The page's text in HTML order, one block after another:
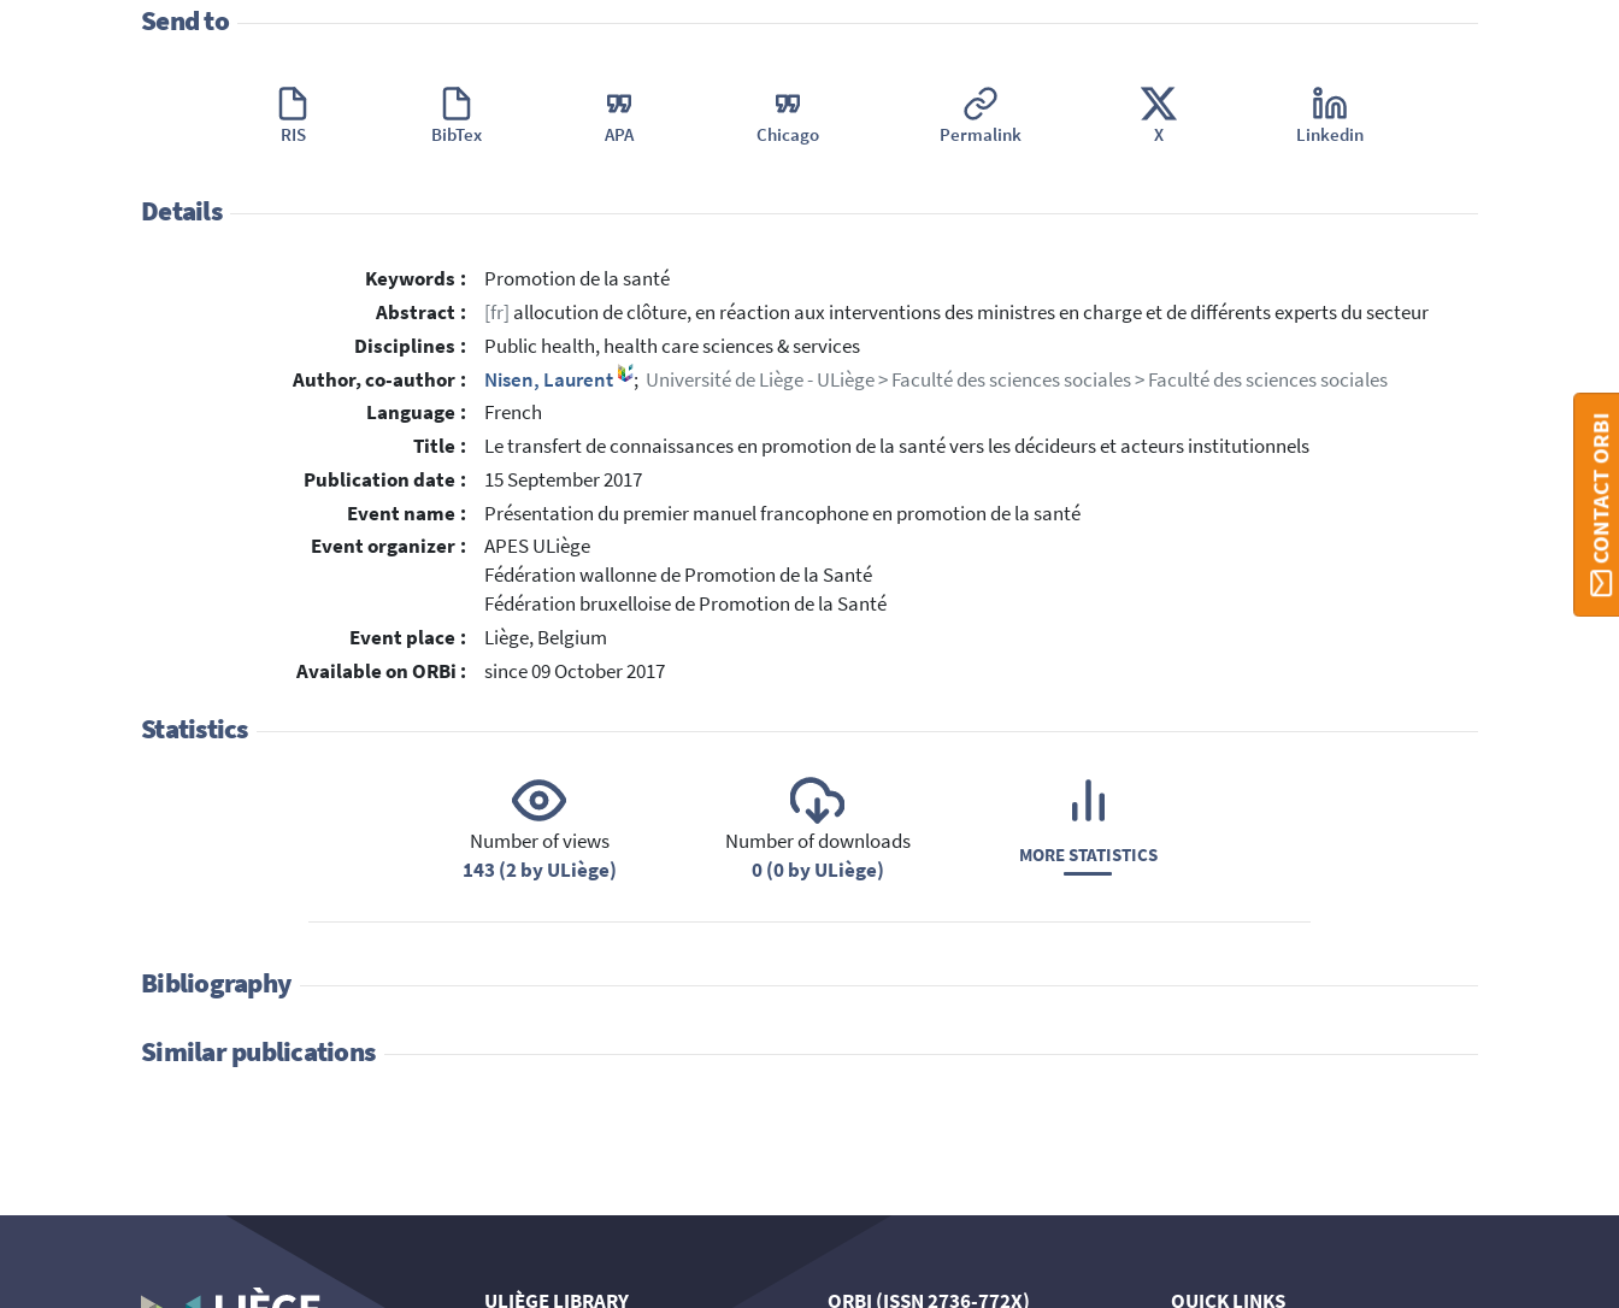
Send to
RIS BibTex APA Chicago Permalink X Linkedin
Details
Keywords :
Promotion de la santé
Abstract :
[fr] allocution de clôture, en réaction aux interventions des ministres en charge et de différents experts du secteur
Disciplines :
Public health, health care sciences & services
Author, co-author :
Nisen, Laurent ; Université de Liège - ULiège > Faculté des sciences sociales > Faculté des sciences sociales
Language :
French
Title :
Le transfert de connaissances en promotion de la santé vers les décideurs et acteurs institutionnels
Publication date :
15 September 2017
Event name :
Présentation du premier manuel francophone en promotion de la santé
Event organizer :
APES ULiège
Fédération wallonne de Promotion de la Santé
Fédération bruxelloise de Promotion de la Santé
Event place :
Liège, Belgium
Available on ORBi :
since 09 October 2017
Statistics
Number of views
143 (2 by ULiège)
Number of downloads
0 (0 by ULiège)
MORE STATISTICS
Bibliography
Similar publications
CONTACT ORBI
ULIÈGE LIBRARY ORBI (ISSN 2736-772X) QUICK LINKS